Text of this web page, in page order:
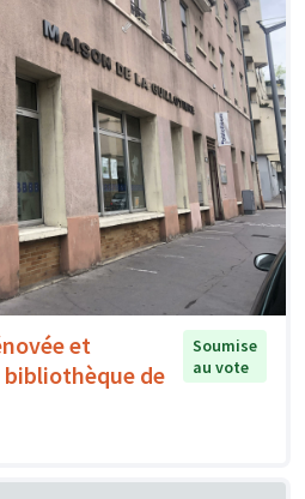
et
de
Soumise
au vote